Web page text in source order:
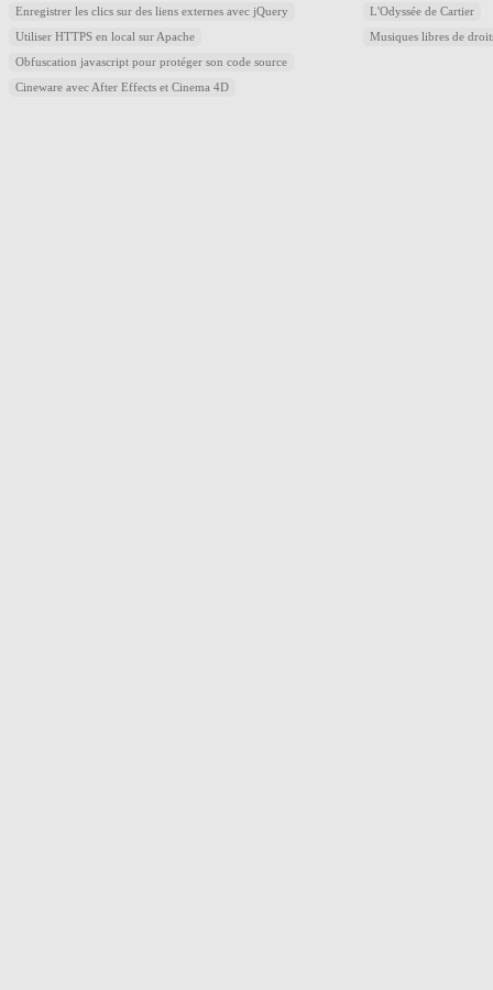
Enregistrer les clics sur des liens externes avec jQuery
Utiliser HTTPS en local sur Apache
Obfuscation javascript pour protéger son code source
Cineware avec After Effects et Cinema 4D
L'Odyssée de Cartier
Musiques libres de